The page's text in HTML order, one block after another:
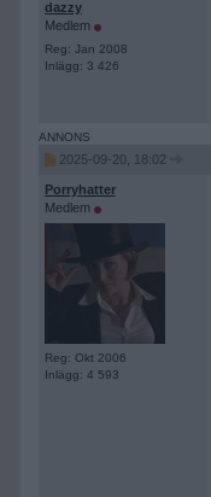
dazzy
Medlem
Reg: Jan 2008
Inlägg: 3 426
2025-09-20, 18:02
Porryhatter
Medlem
Reg: Okt 2006
Inlägg: 4 593